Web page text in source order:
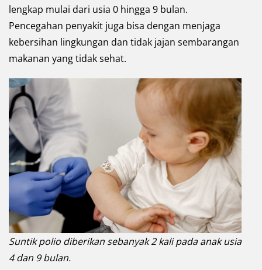
lengkap mulai dari usia 0 hingga 9 bulan.
Pencegahan penyakit juga bisa dengan menjaga
kebersihan lingkungan dan tidak jajan sembarangan
makanan yang tidak sehat.
Suntik polio diberikan sebanyak 2 kali pada anak usia
4 dan 9 bulan.